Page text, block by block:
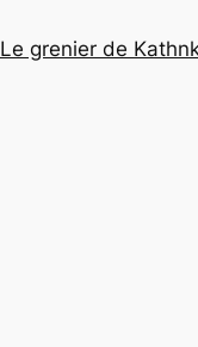
Le grenier de